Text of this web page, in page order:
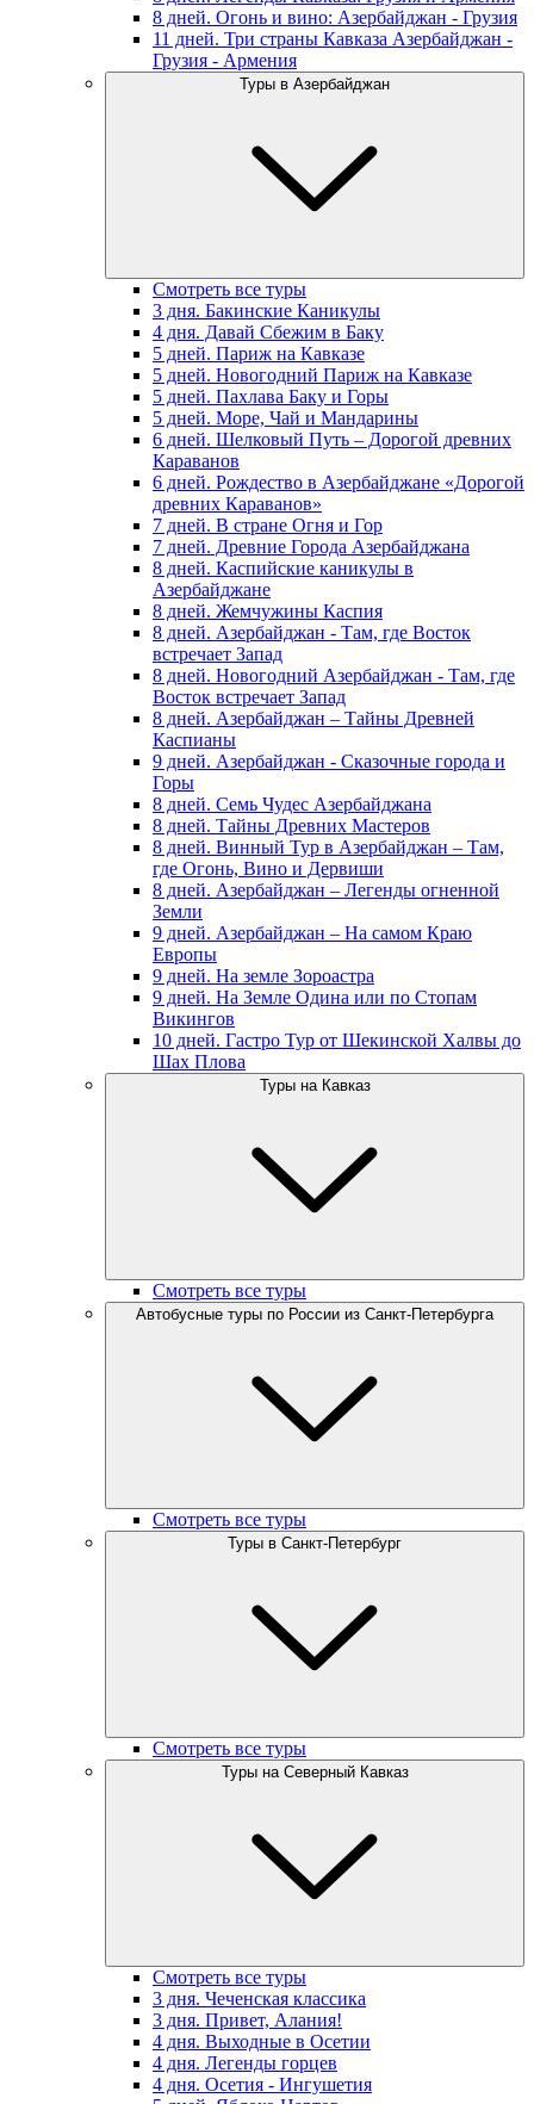
8 дней. Огонь и вино: Азербайджан - Грузия
11 дней. Три страны Кавказа Азербайджан -
Грузия - Армения
Туры в Азербайджан
Смотреть все туры
3 дня. Бакинские Каникулы
4 дня. Давай Сбежим в Баку
5 дней. Париж на Кавказе
5 дней. Новогодний Париж на Кавказе
5 дней. Пахлава Баку и Горы
5 дней. Море, Чай и Мандарины
6 дней. Шелковый Путь – Дорогой древних
Караванов
6 дней. Рождество в Азербайджане «Дорогой
древних Караванов»
7 дней. В стране Огня и Гор
7 дней. Древние Города Азербайджана
8 дней. Каспийские каникулы в
Азербайджане
8 дней. Жемчужины Каспия
8 дней. Азербайджан - Там, где Восток
встречает Запад
8 дней. Новогодний Азербайджан - Там, где
Восток встречает Запад
8 дней. Азербайджан – Тайны Древней
Каспианы
9 дней. Азербайджан - Сказочные города и
Горы
8 дней. Семь Чудес Азербайджана
8 дней. Тайны Древних Мастеров
8 дней. Винный Тур в Азербайджан – Там,
где Огонь, Вино и Дервиши
8 дней. Азербайджан – Легенды огненной
Земли
9 дней. Азербайджан – На самом Краю
Европы
9 дней. На земле Зороастра
9 дней. На Земле Одина или по Стопам
Викингов
10 дней. Гастро Тур от Шекинской Халвы до
Шах Плова
Туры на Кавказ
Смотреть все туры
Автобусные туры по России из Санкт-Петербурга
Смотреть все туры
Туры в Санкт-Петербург
Смотреть все туры
Туры на Северный Кавказ
Смотреть все туры
3 дня. Чеченская классика
3 дня. Привет, Алания!
4 дня. Выходные в Осетии
4 дня. Легенды горцев
4 дня. Осетия - Ингушетия